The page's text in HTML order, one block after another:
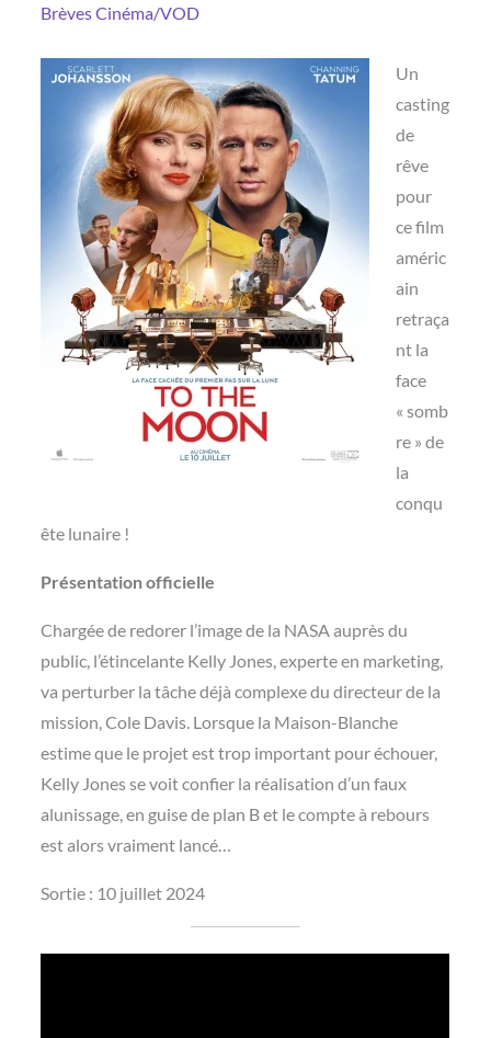
BrèvesCinéma/VOD
Un
casting
de
rêve
pour
ce film
améric
ain
retraça
nt la
face
« somb
re » de
la
conqu
ête lunaire !
Présentation officielle
Chargée de redorer l’image de la NASA auprès du
public, l’étincelante Kelly Jones, experte en marketing,
va perturber la tâche déjà complexe du directeur de la
mission, Cole Davis. Lorsque la Maison-Blanche
estime que le projet est trop important pour échouer,
Kelly Jones se voit confier la réalisation d’un faux
alunissage, en guise de plan B et le compte à rebours
est alors vraiment lancé…
Sortie : 10 juillet 2024